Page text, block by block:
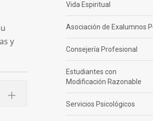
y
Vida Espiritual
Asociación de Exalumnos
Consejería Profesional
Estudiantes con
Modificación Razonable
Servicios Psicológicos